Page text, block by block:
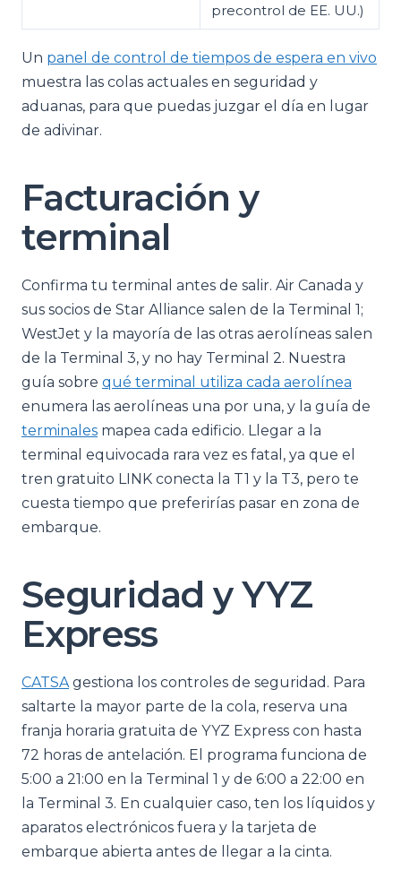
precontrol de EE. UU.)
Un panel de control de tiempos de espera en vivo
muestra las colas actuales en seguridad y
aduanas, para que puedas juzgar el día en lugar
de adivinar.
Facturación y
terminal
Confirma tu terminal antes de salir. Air Canada y
sus socios de Star Alliance salen de la Terminal 1;
WestJet y la mayoría de las otras aerolíneas salen
de la Terminal 3, y no hay Terminal 2. Nuestra
guía sobre qué terminal utiliza cada aerolínea
enumera las aerolíneas una por una, y la guía de
terminales mapea cada edificio. Llegar a la
terminal equivocada rara vez es fatal, ya que el
tren gratuito LINK conecta la T1 y la T3, pero te
cuesta tiempo que preferirías pasar en zona de
embarque.
Seguridad y YYZ
Express
CATSAgestiona los controles de seguridad. Para
saltarte la mayor parte de la cola, reserva una
franja horaria gratuita de YYZ Express con hasta
72 horas de antelación. El programa funciona de
5:00 a 21:00 en la Terminal 1 y de 6:00 a 22:00 en
la Terminal 3. En cualquier caso, ten los líquidos y
aparatos electrónicos fuera y la tarjeta de
embarque abierta antes de llegar a la cinta.